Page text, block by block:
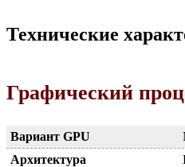
Технические
Графический
Вариант GPU
Архитектура